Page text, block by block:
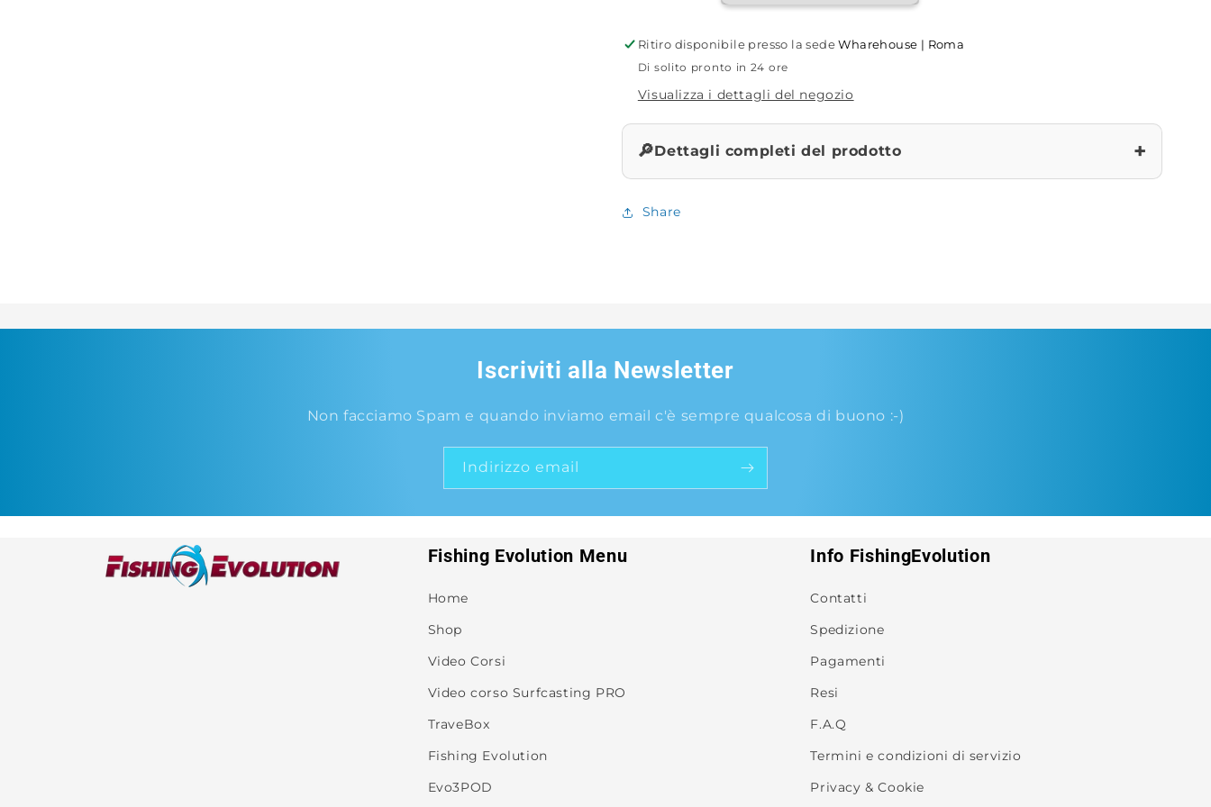
Ritiro disponibile presso la sedeWharehouse | Roma
Di solito pronto in 24 ore
Visualizza i dettagli del negozio
🔎Dettagli completi del prodotto +
Share
Iscriviti alla Newsletter
Non facciamo Spam e quando inviamo email c'è sempre qualcosa di buono :-)
Indirizzo email
Fishing Evolution Menu
Home
Shop
Video Corsi
Video corso Surfcasting PRO
TraveBox
Fishing Evolution
Evo3POD
Info FishingEvolution
Contatti
Spedizione
Pagamenti
Resi
F.A.Q
Termini e condizioni di servizio
Privacy & Cookie